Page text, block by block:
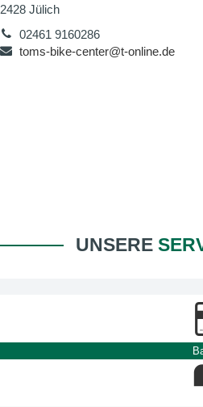
Jülich
02461 9160286
toms-bike-center@t-online.de
UNSERE